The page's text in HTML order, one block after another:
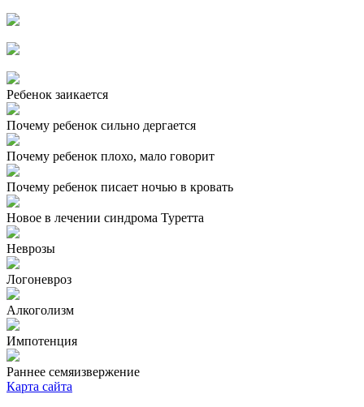
Ребенок заикается
Почему ребенок сильно дергается
Почему ребенок плохо, мало говорит
Почему ребенок писает ночью в кровать
Новое в лечении синдрома Туретта
Неврозы
Логоневроз
Алкоголизм
Импотенция
Раннее семяизвержение
Карта сайта